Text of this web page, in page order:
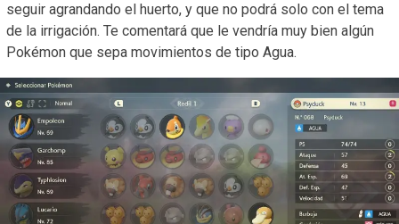
seguir agrandando el huerto, y que no podrá solo con el tema
de la irrigación. Te comentará que le vendría muy bien algún
Pokémon que sepa movimientos de tipo Agua.